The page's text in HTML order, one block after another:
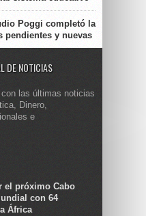
Poggi completó la
pendientes y nuevas
DE NOTICIAS
las últimas noticias
Dinero,
e
el próximo Cabo
con 64
África